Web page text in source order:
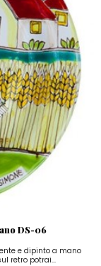
DS-06
e dipinto a mano
retro potrai...